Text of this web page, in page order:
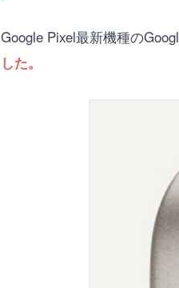
Google Pixel最新機種の
した。